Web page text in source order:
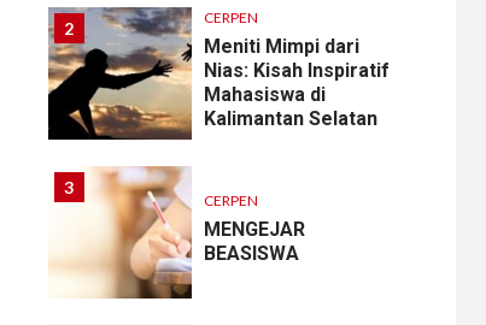
2 CERPEN
Meniti Mimpi dari
Nias: Kisah Inspiratif
Mahasiswa di
Kalimantan Selatan
3
CERPEN
MENGEJAR
BEASISWA